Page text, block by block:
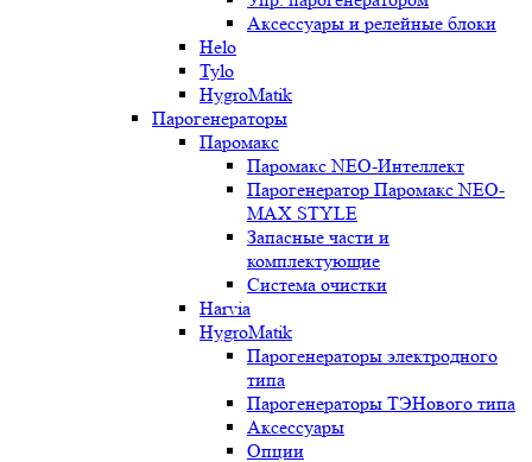
Аксессуары и релейные блоки
Helo
Tylo
HygroMatik
Парогенераторы
Паромакс
Паромакс NEO-Интеллект
Парогенератор Паромакс NEO-
MAX STYLE
Запасные части и
комплектующие
Система очистки
Harvia
HygroMatik
Парогенераторы электродного
типа
Парогенераторы ТЭНового типа
Аксессуары
Опции